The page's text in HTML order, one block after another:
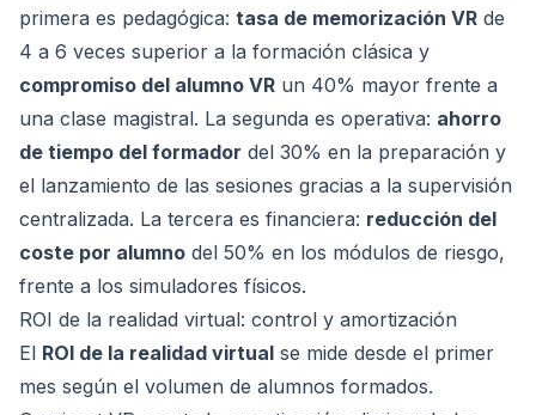
primera es pedagógica: tasa de memorización VR de
4 a 6 veces superior a la formación clásica y
compromiso del alumno VR un 40% mayor frente a
una clase magistral. La segunda es operativa: ahorro
de tiempo del formador del 30% en la preparación y
el lanzamiento de las sesiones gracias a la supervisión
centralizada. La tercera es financiera: reducción del
coste por alumno del 50% en los módulos de riesgo,
frente a los simuladores físicos.
ROI de la realidad virtual: control y amortización
El ROI de la realidad virtual se mide desde el primer
mes según el volumen de alumnos formados.